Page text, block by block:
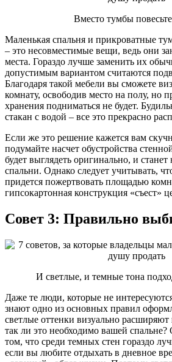
Вместо тумбы
Маленькая спальня и прикроватные
– это несовместимые вещи, ведь они
места. Гораздо лучше заменить их
допустимым вариантом считаются
Благодаря такой мебели вы сможете
комнату, освободив место на полу, но
хранения подниматься не будет.
стакан с водой – все это прекрасно
Если же это решение кажется вам
подумайте насчет обустройства
будет выглядеть оригинально, и
спальни. Однако следует учитывать,
придется пожертвовать площадью
гипсокартонная конструкция «съест»
Совет 3: Правильно
И светлые, и темные тона
Даже те люди, которые не
знают одно из основных правил
светлые оттенки визуально
так ли это необходимо вашей спальне?
том, что среди темных стен гораздо
если вы любите отдыхать в дневное